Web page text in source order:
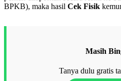
BPKB), maka hasil Cek Fisik
Masih
Tanya dulu gratis